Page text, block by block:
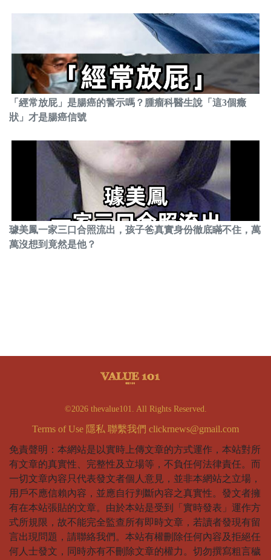
「經常放屁」是腸癌的警示嗎？腫瘤科醫生說「這3個癥
狀」才是腸癌信號
璩美鳳一家三口合照流出，孩子爸真實身份徹底瞞不住，萬
萬沒想到竟然是他？
©2026 thevalue101. All Rights Reserved.
Terms of Use 隱私 聯繫我們 clickrnews@gmail.com
免責聲明：本網站是以實時上傳文章的方式運作，本站對所
有文章的真實性、完整性及立場等，不負任何法律責任。而
一切文章內容只代表發文者個人意見，並非本網站之立場，
用戶不應信賴內容，並應自行判斷內容之真實性。發文者擁
有在本站張貼的文章。由於本站是受到「實時發表」運作方
式所規限，故不能完全監查所有即時文章，若讀者發現有留
言出現問題，請聯絡我們。本站有權刪除任何內容及拒絕任
何人士發文，同時亦有不刪除文章的權力。切勿撰寫粗言穢